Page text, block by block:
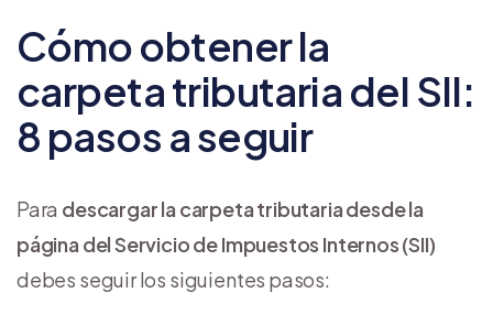
Cómo obtener la
carpeta tributaria del SII:
8 pasos a seguir
Para descargar la carpeta tributaria desde la
página del Servicio de Impuestos Internos (SII)
debes seguir los siguientes pasos: